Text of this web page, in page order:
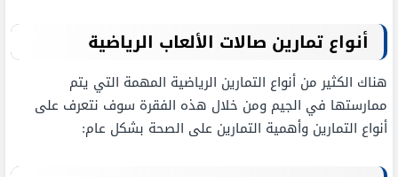
أنواع تمارين صالات الألعاب الرياضية
هناك الكثير من أنواع التمارين الرياضية المهمة التي يتم
ممارستها في الجيم ومن خلال هذه الفقرة سوف نتعرف على
أنواع التمارين وأهمية التمارين على الصحة بشكل عام: